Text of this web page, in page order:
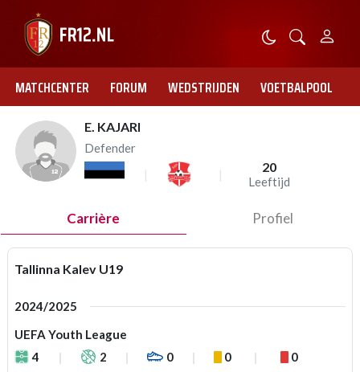
MATCHCENTER FORUM WEDSTRIJDEN VOETBALPOOL
E. KAJARI
Defender
20
Leeftijd
Carrière Profiel
Tallinna Kalev U19
2024/2025
UEFA Youth League
4
2 0 0 0